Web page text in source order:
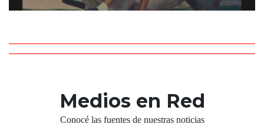
Medios en Red
Conocé las fuentes de nuestras noticias